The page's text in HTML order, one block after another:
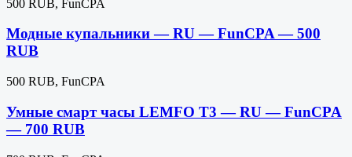
500 RUB, FunCPA
Модные купальники — RU — FunCPA — 500
RUB
500 RUB, FunCPA
Умные смарт часы LEMFO T3 — RU — FunCPA
— 700 RUB